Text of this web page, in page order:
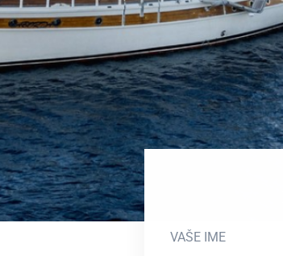
VAŠE IME